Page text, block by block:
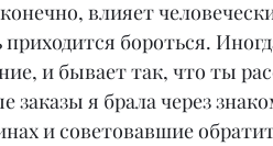
влияет
бороться.
и бывает так, что ты
я брала через
и советовавшие